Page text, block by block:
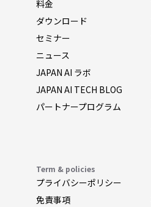
料金
ダウンロード
セミナー
ニュース
JAPAN AI ラボ
JAPAN AI TECH BLOG
パートナープログラム
Term & policies
プライバシーポリシー
免責事項